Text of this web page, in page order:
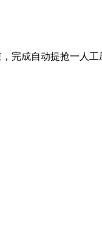
完成自动提抢一人